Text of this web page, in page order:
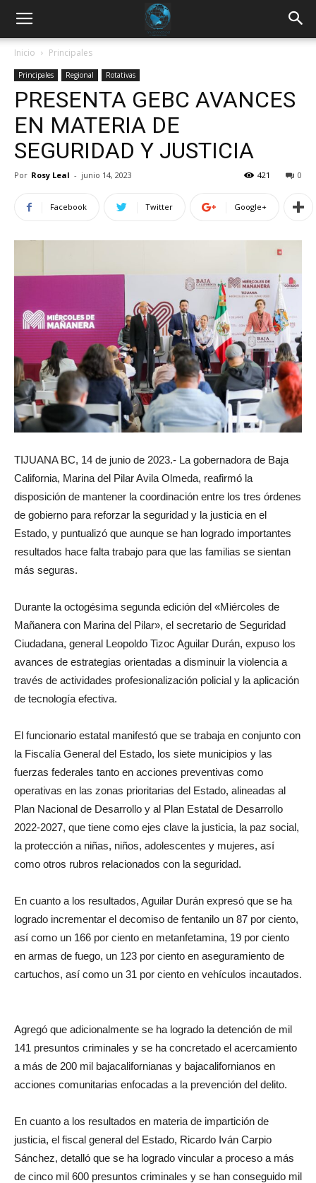
Inicio Principales
Principales Regional Rotativas
PRESENTA GEBC AVANCES
EN MATERIA DE
SEGURIDAD Y JUSTICIA
Por Rosy Leal - junio 14, 2023 0
421
Facebook Twitter Google+
TIJUANA BC, 14 de junio de 2023.- La gobernadora de Baja
California, Marina del Pilar Avila Olmeda, reafirmó la
disposición de mantener la coordinación entre los tres órdenes
de gobierno para reforzar la seguridad y la justicia en el
Estado, y puntualizó que aunque se han logrado importantes
resultados hace falta trabajo para que las familias se sientan
más seguras.
Durante la octogésima segunda edición del «Miércoles de
Mañanera con Marina del Pilar», el secretario de Seguridad
Ciudadana, general Leopoldo Tizoc Aguilar Durán, expuso los
avances de estrategias orientadas a disminuir la violencia a
través de actividades profesionalización policial y la aplicación
de tecnología efectiva.
El funcionario estatal manifestó que se trabaja en conjunto con
la Fiscalía General del Estado, los siete municipios y las
fuerzas federales tanto en acciones preventivas como
operativas en las zonas prioritarias del Estado, alineadas al
Plan Nacional de Desarrollo y al Plan Estatal de Desarrollo
2022-2027, que tiene como ejes clave la justicia, la paz social,
la protección a niñas, niños, adolescentes y mujeres, así
como otros rubros relacionados con la seguridad.
En cuanto a los resultados, Aguilar Durán expresó que se ha
logrado incrementar el decomiso de fentanilo un 87 por ciento,
así como un 166 por ciento en metanfetamina, 19 por ciento
en armas de fuego, un 123 por ciento en aseguramiento de
cartuchos, así como un 31 por ciento en vehículos incautados.
Agregó que adicionalmente se ha logrado la detención de mil
141 presuntos criminales y se ha concretado el acercamiento
a más de 200 mil bajacalifornianas y bajacalifornianos en
acciones comunitarias enfocadas a la prevención del delito.
En cuanto a los resultados en materia de impartición de
justicia, el fiscal general del Estado, Ricardo Iván Carpio
Sánchez, detalló que se ha logrado vincular a proceso a más
de cinco mil 600 presuntos criminales y se han conseguido mil